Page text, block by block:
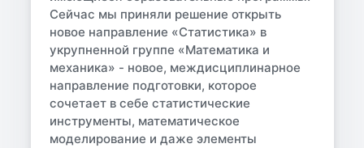
Сейчас мы приняли решение открыть
новое направление «Статистика» в
укрупненной группе «Математика и
механика» - новое, междисциплинарное
направление подготовки, которое
сочетает в себе статистические
инструменты, математическое
моделирование и даже элементы